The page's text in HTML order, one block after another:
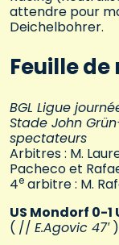
attendre pour
Deichelbohrer.
Feuille
BGL Ligue
Stade John
spectateurs
Arbitres : M.
Pacheco et
4e arbitre : M.
US Mondorf 0-1
( // E.Agovic 47′)